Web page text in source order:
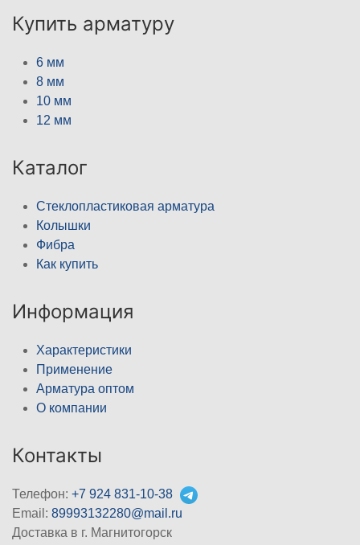
Купить арматуру
6 мм
8 мм
10 мм
12 мм
Каталог
Стеклопластиковая арматура
Колышки
Фибра
Как купить
Информация
Характеристики
Применение
Арматура оптом
О компании
Контакты
Телефон: +7 924 831-10-38
Email: 89993132280@mail.ru
Доставка в г. Магнитогорск